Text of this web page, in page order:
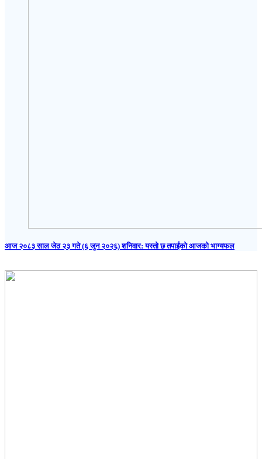
आज २०८३ साल जेठ २३ गते (६ जुन २०२६) शनिवार: यस्तो छ तपाईंको आजको भाग्यफल